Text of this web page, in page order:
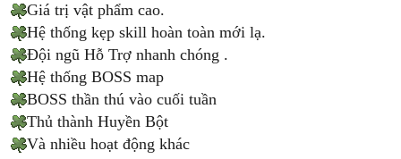
Giá trị vật phẩm cao.
Hệ thống kẹp skill hoàn toàn mới lạ.
Đội ngũ Hỗ Trợ nhanh chóng .
Hệ thống BOSS map
BOSS thần thú vào cuối tuần
Thủ thành Huyền Bột
Và nhiều hoạt động khác